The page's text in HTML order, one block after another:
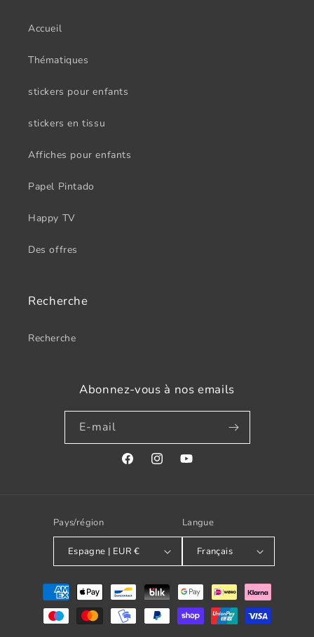
Accueil
Thématiques
stickers pour enfants
stickers en tissu
Affiches pour enfants
Papel Pintado
Happy TV
Des offres
Recherche
Recherche
Abonnez-vous à nos emails
E-mail
FacebookInstagramYouTube
Pays/région
Espagne | EUR €
Langue
Français
Modes
paiement